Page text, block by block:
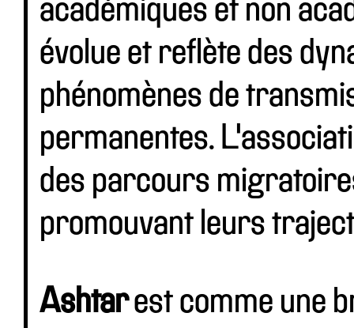
académiques et non
évolue et reflète des
phénomènes de
permanentes.
des parcours
promouvant leurs
Ashtarest comme une